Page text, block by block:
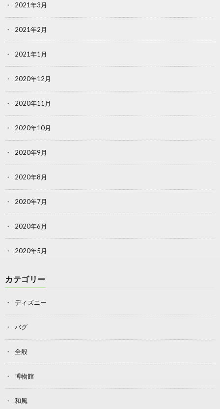
2021年3月
2021年2月
2021年1月
2020年12月
2020年11月
2020年10月
2020年9月
2020年8月
2020年7月
2020年6月
2020年5月
カテゴリー
ディズニー
バグ
全般
博物館
和風